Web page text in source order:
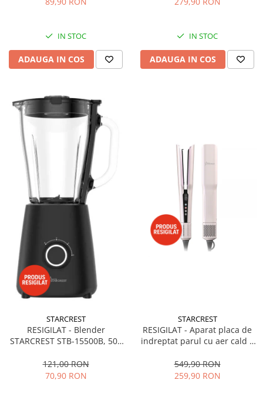
IN STOC
ADAUGA IN COS
IN STOC
ADAUGA IN COS
STARCREST
RESIGILAT - Blender
STARCREST STB-15500B, 500
Pulse, Negru
121,00 RON
70,90 RON
STARCREST
RESIGILAT - Aparat placa de
indreptat parul cu aer cald 2
1300 W, Uscare si indreptare,
Afisaj LCD, Tehnologie cu ioni
549,90 RON
259,90 RON